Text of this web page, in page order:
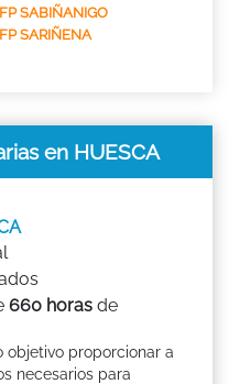
FP SABIÑANIGO
FP SARIÑENA
en HUESCA
660 horas de
objetivo proporcionar a
necesarios para